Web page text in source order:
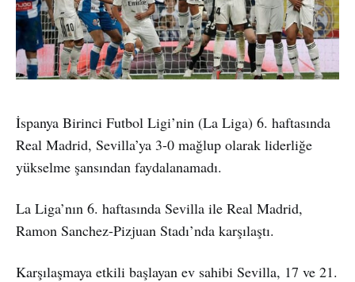
İspanya Birinci Futbol Ligi’nin (La Liga) 6. haftasında
Real Madrid, Sevilla’ya 3-0 mağlup olarak liderliğe
yükselme şansından faydalanamadı.
La Liga’nın 6. haftasında Sevilla ile Real Madrid,
Ramon Sanchez-Pizjuan Stadı’nda karşılaştı.
Karşılaşmaya etkili başlayan ev sahibi Sevilla, 17 ve 21.